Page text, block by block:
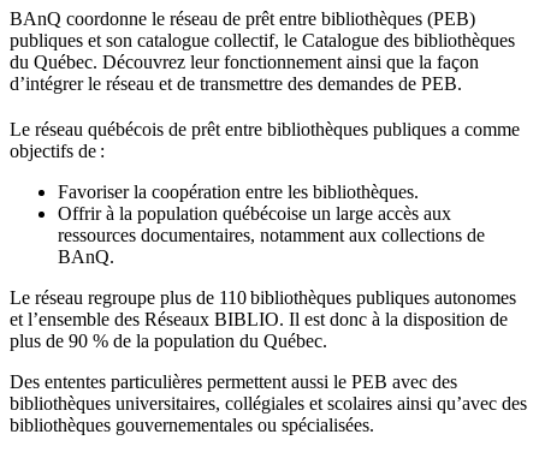
BAnQ coordonne le réseau de prêt entre bibliothèques (PEB)
publiques et son catalogue collectif, le Catalogue des bibliothèques
du Québec. Découvrez leur fonctionnement ainsi que la façon
d’intégrer le réseau et de transmettre des demandes de PEB.
Le réseau québécois de prêt entre bibliothèques publiques a comme
objectifs de :
Favoriser la coopération entre les bibliothèques.
Offrir à la population québécoise un large accès aux
ressources documentaires, notamment aux collections de
BAnQ.
Le réseau regroupe plus de 110bibliothèques publiques autonomes
et l’ensemble des Réseaux BIBLIO. Il est donc à la disposition de
plus de 90 % de la population du Québec.
Des ententes particulières permettent aussi le PEB avec des
bibliothèques universitaires, collégiales et scolaires ainsi qu’avec des
bibliothèques gouvernementales ou spécialisées.